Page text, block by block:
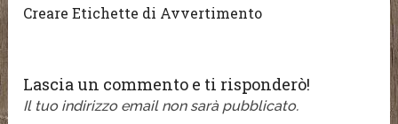
Creare Etichette di Avvertimento
Lascia un commento e ti risponderò!
Il tuo indirizzo email non sarà pubblicato.